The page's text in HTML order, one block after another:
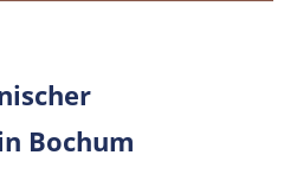
Bochum